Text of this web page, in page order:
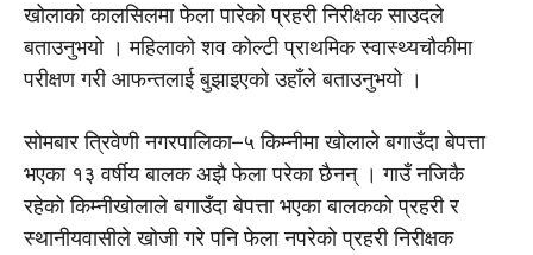
खोलाको कालसिलमा फेला पारेको प्रहरी निरीक्षक साउदले
बताउनुभयो । महिलाको शव कोल्टी प्राथमिक स्वास्थ्यचौकीमा
परीक्षण गरी आफन्तलाई बुझाइएको उहाँले बताउनुभयो ।
सोमबार त्रिवेणी नगरपालिका–५ किम्नीमा खोलाले बगाउँदा बेपत्ता
भएका १३ वर्षीय बालक अझै फेला परेका छैनन् । गाउँ नजिकै
रहेको किम्नीखोलाले बगाउँदा बेपत्ता भएका बालकको प्रहरी र
स्थानीयवासीले खोजी गरे पनि फेला नपरेको प्रहरी निरीक्षक